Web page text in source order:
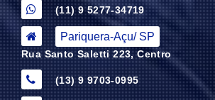
(11) 9 5277-34719
Pariquera-Açu/ SP
Rua Santo Saletti 223, Centro
(13) 9 9703-0995